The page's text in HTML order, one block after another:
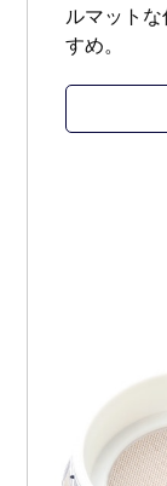
ルマット
すめ。